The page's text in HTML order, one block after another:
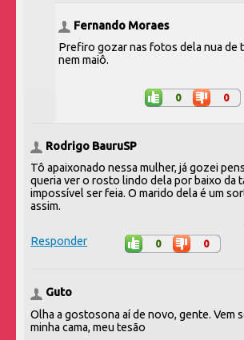
Fernando Moraes
Prefiro gozar nas fotos dela nua de
nem maiô.
0 0
Rodrigo BauruSP
Tô apaixonado nessa mulher, já gozei
queria ver o rosto lindo dela por baixo da
impossível ser feia. O marido dela é um
assim.
Responder 0 0
Guto
Olha a gostosona aí de novo, gente. Vem
minha cama, meu tesão